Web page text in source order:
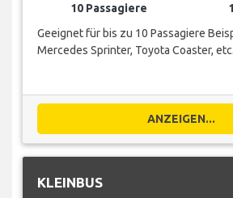
10 Passagiere
Geeignet für bis zu 10 Passagiere
Mercedes Sprinter, Toyota Coaster, etc.
ANZEIGEN...
KLEINBUS